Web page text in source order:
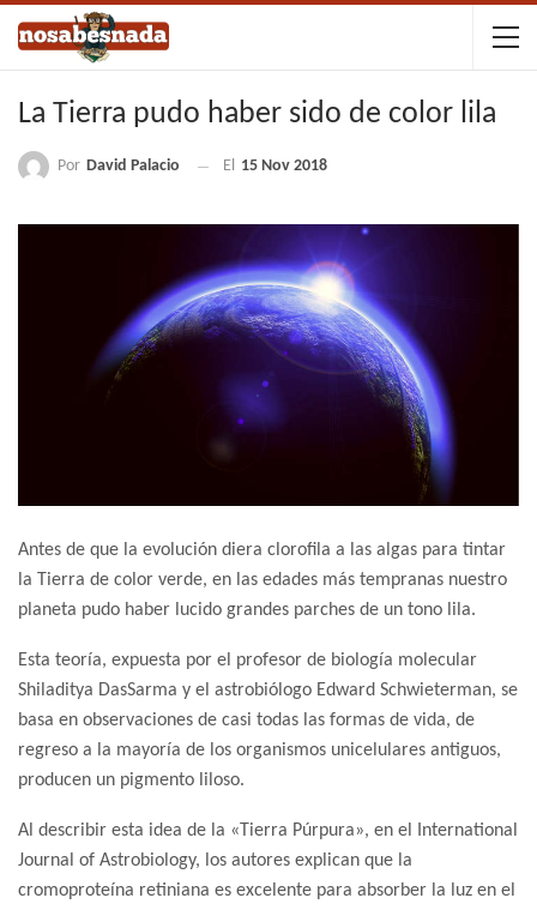
La Tierra pudo haber sido de color lila
Por David Palacio El 15 Nov 2018
Antes de que la evolución diera clorofila a las algas para tintar
la Tierra de color verde, en las edades más tempranas nuestro
planeta pudo haber lucido grandes parches de un tono lila.
Esta teoría, expuesta por el profesor de biología molecular
Shiladitya DasSarma y el astrobiólogo Edward Schwieterman, se
basa en observaciones de casi todas las formas de vida, de
regreso a la mayoría de los organismos unicelulares antiguos,
producen un pigmento liloso.
Al describir esta idea de la «Tierra Púrpura», en el International
Journal of Astrobiology, los autores explican que la
cromoproteína retiniana es excelente para absorber la luz en el